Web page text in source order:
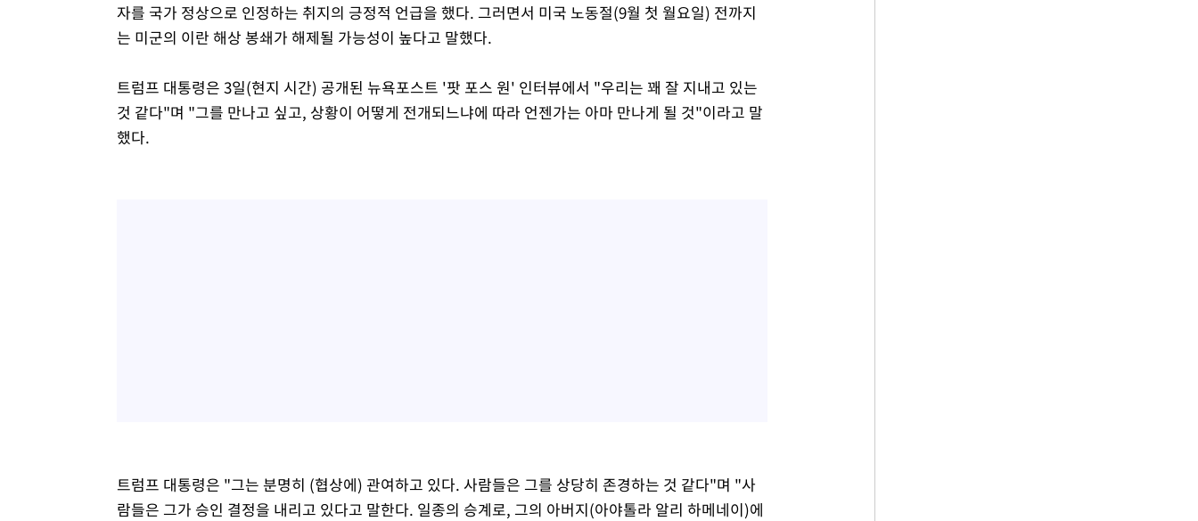
자를 국가 정상으로 인정하는 취지의 긍정적 언급을 했다. 그러면서 미국 노동절(9월 첫 월요일) 전까지
는 미군의 이란 해상 봉쇄가 해제될 가능성이 높다고 말했다.
트럼프 대통령은 3일(현지 시간) 공개된 뉴욕포스트 '팟 포스 원' 인터뷰에서 "우리는 꽤 잘 지내고 있는
것 같다"며 "그를 만나고 싶고, 상황이 어떻게 전개되느냐에 따라 언젠가는 아마 만나게 될 것"이라고 말
했다.
트럼프 대통령은 "그는 분명히 (협상에) 관여하고 있다. 사람들은 그를 상당히 존경하는 것 같다"며 "사
람들은 그가 승인 결정을 내리고 있다고 말한다. 일종의 승계로, 그의 아버지(아야톨라 알리 하메네이)에